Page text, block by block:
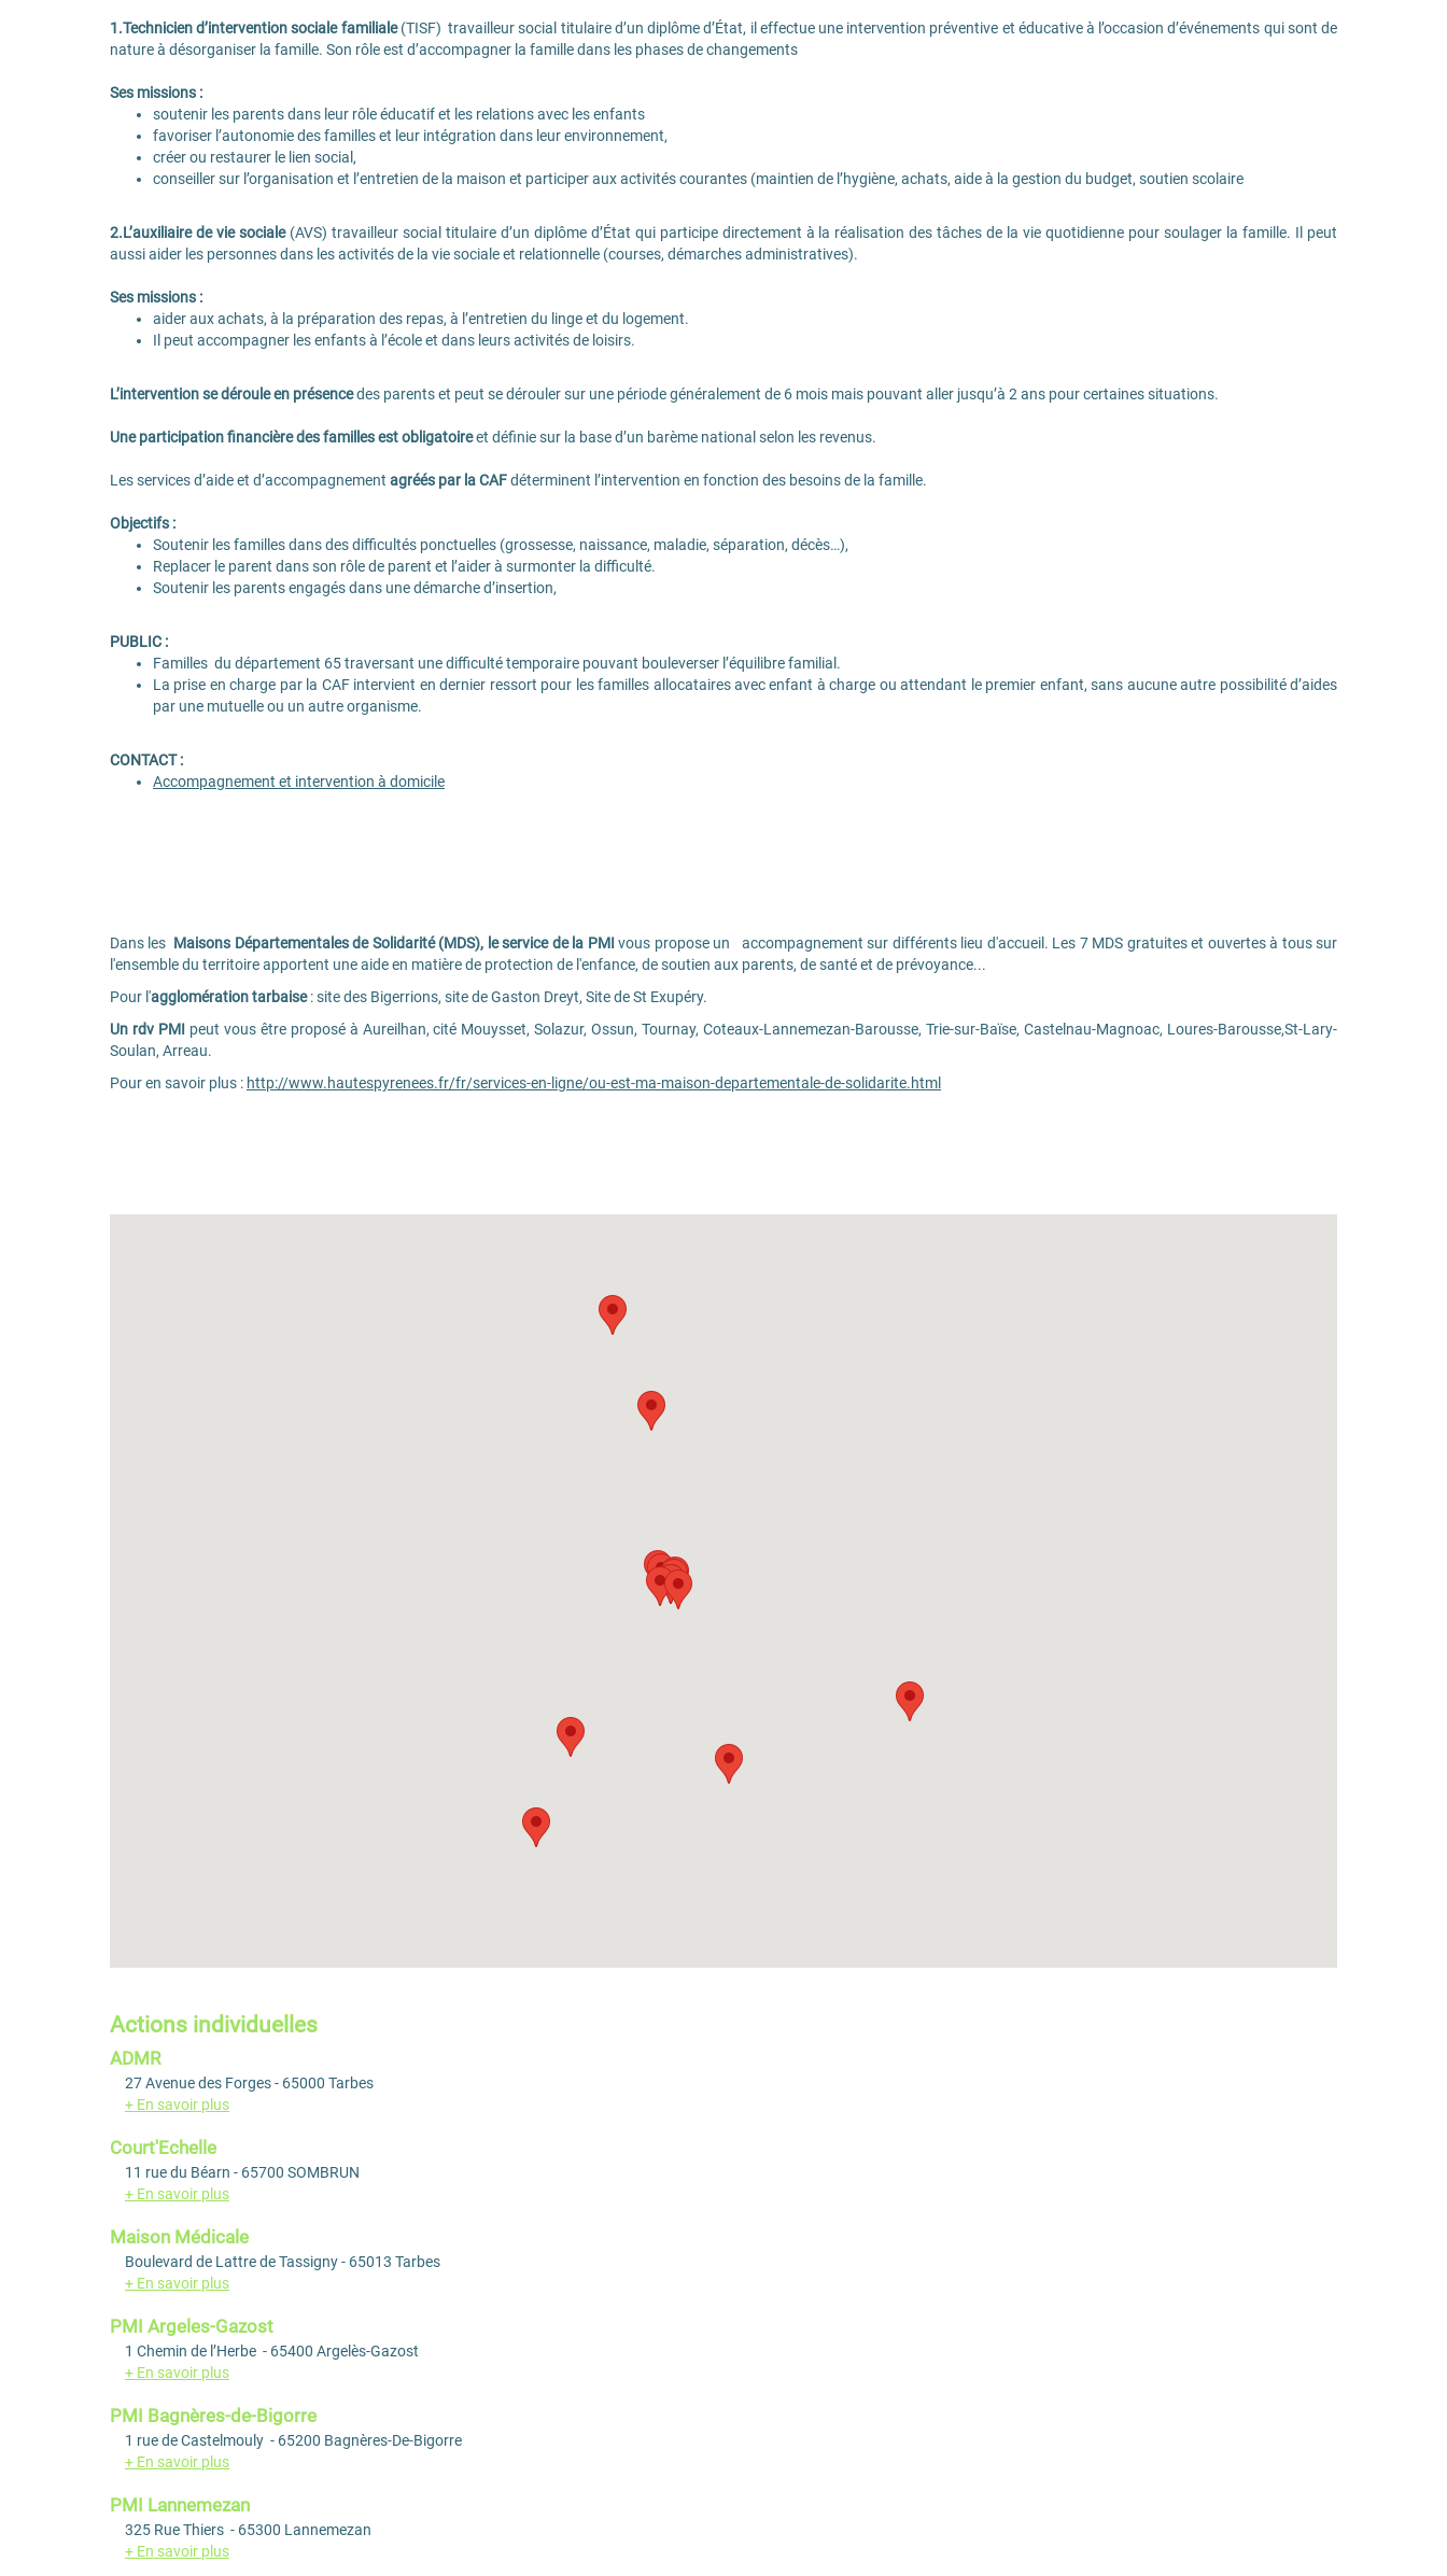
1.Technicien d’intervention sociale familiale(TISF) travailleur social titulaire d’un diplôme d’État, il effectue une intervention préventive et éducative à l’occasion d’événements qui sont de
nature à désorganiser la famille. Son rôle est d’accompagner la famille dans les phases de changements
Ses missions :
soutenir les parents dans leur rôle éducatif et les relations avec les enfants
favoriser l’autonomie des familles et leur intégration dans leur environnement,
créer ou restaurer le lien social,
conseiller sur l’organisation et l’entretien de la maison et participer aux activités courantes (maintien de l’hygiène, achats, aide à la gestion du budget, soutien scolaire
2.L’auxiliaire de vie sociale(AVS) travailleur social titulaire d’un diplôme d’État qui participe directement à la réalisation des tâches de la vie quotidienne pour soulager la famille. Il peut
aussi aider les personnes dans les activités de la vie sociale et relationnelle (courses, démarches administratives).
Ses missions :
aider aux achats, à la préparation des repas, à l’entretien du linge et du logement.
Il peut accompagner les enfants à l’école et dans leurs activités de loisirs.
L’intervention se déroule en présencedes parents et peut se dérouler sur une période généralement de 6 mois mais pouvant aller jusqu’à 2 ans pour certaines situations.
Une participation financière des familles est obligatoireet définie sur la base d’un barème national selon les revenus.
Les services d’aide et d’accompagnement agréés par la CAFdéterminent l’intervention en fonction des besoins de la famille.
Objectifs :
Soutenir les familles dans des difficultés ponctuelles (grossesse, naissance, maladie, séparation, décès…),
Replacer le parent dans son rôle de parent et l’aider à surmonter la difficulté.
Soutenir les parents engagés dans une démarche d’insertion,
PUBLIC :
Familles du département 65 traversant une difficulté temporaire pouvant bouleverser l’équilibre familial.
La prise en charge par la CAF intervient en dernier ressort pour les familles allocataires avec enfant à charge ou attendant le premier enfant, sans aucune autre possibilité d’aides
par une mutuelle ou un autre organisme.
CONTACT :
Accompagnement et intervention à domicile
Dans les Maisons Départementales de Solidarité (MDS), le service de la PMI vous propose un accompagnement sur différents lieu d'accueil. Les 7 MDS gratuites et ouvertes à tous sur
l'ensemble du territoire apportent une aide en matière de protection de l'enfance, de soutien aux parents, de santé et de prévoyance...
Pour l'agglomération tarbaise: site des Bigerrions, site de Gaston Dreyt, Site de St Exupéry.
Un rdv PMI peut vous être proposé à Aureilhan, cité Mouysset, Solazur, Ossun, Tournay, Coteaux-Lannemezan-Barousse, Trie-sur-Baïse, Castelnau-Magnoac, Loures-Barousse,St-Lary-
Soulan, Arreau.
Pour en savoir plus : http://www.hautespyrenees.fr/fr/services-en-ligne/ou-est-ma-maison-departementale-de-solidarite.html
Actions individuelles
ADMR
27 Avenue des Forges - 65000 Tarbes
+ En savoir plus
Court'Echelle
11 rue du Béarn - 65700 SOMBRUN
+ En savoir plus
Maison Médicale
Boulevard de Lattre de Tassigny - 65013 Tarbes
+ En savoir plus
PMI Argeles-Gazost
1 Chemin de l’Herbe - 65400 Argelès-Gazost
+ En savoir plus
PMI Bagnères-de-Bigorre
1 rue de Castelmouly - 65200 Bagnères-De-Bigorre
+ En savoir plus
PMI Lannemezan
325 Rue Thiers - 65300 Lannemezan
+ En savoir plus